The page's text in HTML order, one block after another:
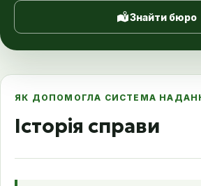
Знайти бюро
ЯК ДОПОМОГЛА СИСТЕМА
Історія справи